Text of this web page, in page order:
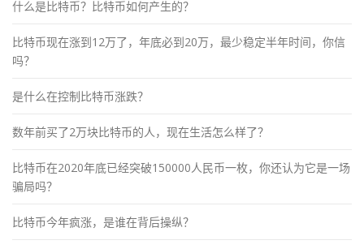
什么是比特币？比特币如何产生的？
比特币现在涨到12万了，年底必到20万，最少稳定半年时间，你信
吗？
是什么在控制比特币涨跌？
数年前买了2万块比特币的人，现在生活怎么样了？
比特币在2020年底已经突破150000人民币一枚，你还认为它是一场
骗局吗？
比特币今年疯涨，是谁在背后操纵？